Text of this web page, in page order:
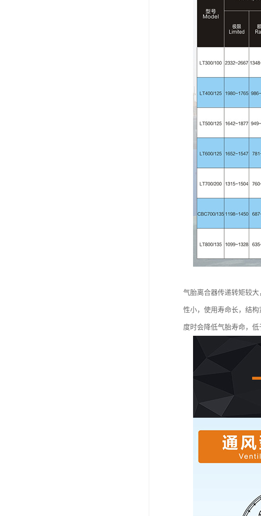
气胎离合器传递转矩较
性小，使用寿命长，结
度时会降低气胎寿命，